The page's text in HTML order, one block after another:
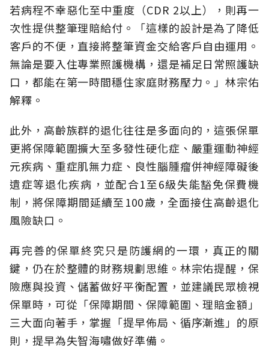
若病程不幸惡化至中重度（CDR 2以上），則再一
次性提供整筆理賠給付。「這樣的設計是為了降低
客戶的不便，直接將整筆資金交給客戶自由運用。
無論是要入住專業照護機構，還是補足日常照護缺
口，都能在第一時間穩住家庭財務壓力。」林宗佑
解釋。
此外，高齡族群的退化往往是多面向的，這張保單
更將保障範圍擴大至多發性硬化症、嚴重運動神經
元疾病、重症肌無力症、良性腦腫瘤併神經障礙後
遺症等退化疾病，並配合1至6級失能豁免保費機
制，將保障期間延續至100歲，全面接住高齡退化
風險缺口。
再完善的保單終究只是防護網的一環，真正的關
鍵，仍在於整體的財務規劃思維。 林宗佑提醒，保
險應與投資、儲蓄做好平衡配置，並建議民眾檢視
保單時，可從「保障期間、保障範圍、理賠金額」
三大面向著手，掌握「提早佈局、循序漸進」的原
則，提早為失智海嘯做好準備。